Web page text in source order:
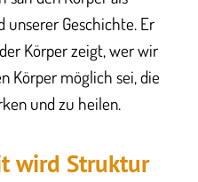
unserer Geschichte. Er
Körper zeigt, wer wir
Körper möglich sei, die
und zu heilen.
wird Struktur